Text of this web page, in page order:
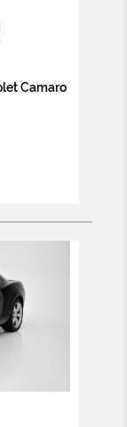
Camaro